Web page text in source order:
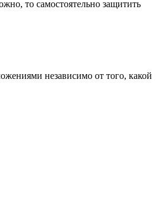
то самостоятельно защитить
независимо от того, какой